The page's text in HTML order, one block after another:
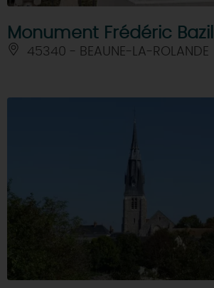
Monument Frédéric
45340 - BEAUNE-LA-ROLANDE